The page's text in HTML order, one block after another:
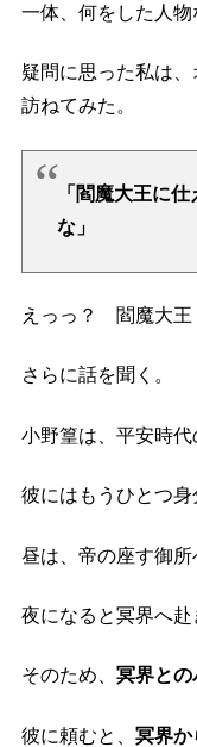
一体、何をした人物
疑問に思った私は
訪ねてみた。
「閻魔大王に
な」
えっっ？ 閻魔大王
さらに話を聞く。
小野篁は、平安時代
彼にはもうひとつ身
昼は、帝の座す御所
夜になると冥界へ赴
そのため、冥界との
彼に頼むと、冥界か